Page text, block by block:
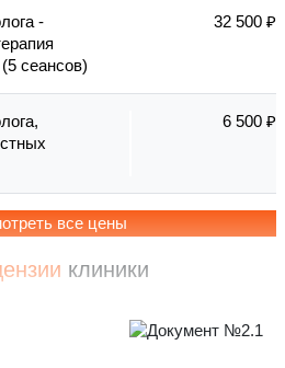
-
сеансов)
32 500 ₽
6 500 ₽
все цены
клиники